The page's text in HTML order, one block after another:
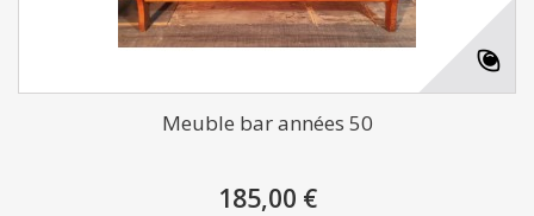
Meuble bar années 50
185,00 €